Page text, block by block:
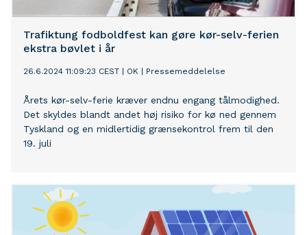
Trafiktung fodboldfest kan gøre kør-selv-ferien
ekstra bøvlet i år
26.6.2024 11:09:23 CEST OK Pressemeddelelse
Årets kør-selv-ferie kræver endnu engang tålmodighed.
Det skyldes blandt andet høj risiko for kø ned gennem
Tyskland og en midlertidig grænsekontrol frem til den
19. juli